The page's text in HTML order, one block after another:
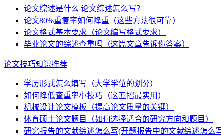
论文综述是什么 论文综述怎么写？
论文80%重复率如何降重（这些方法很可靠）
论文格式基本要求（论文编写格式要求）
毕业论文的综述查重吗（这篇文章告诉你答案）
论文技巧知识推荐
学历形式怎么填写（大学学位的划分）
如何降低查重率小技巧（这五招最实用）
机械设计论文模板（提高论文质量的关键）
体育硕士论文题目（如何选择适合的研究方向和题目）
研究报告的文献综述怎么写(开题报告中的文献综述怎么